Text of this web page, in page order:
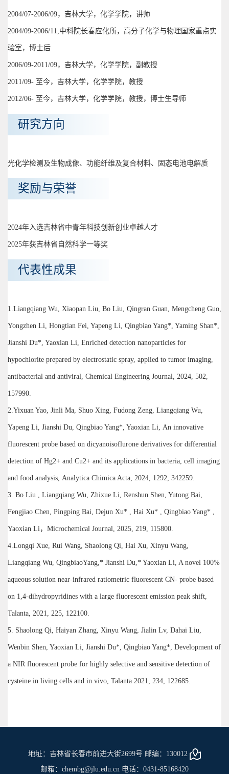
2004/07-2006/09，吉林大学，化学学院，讲师
2004/09-2006/11,中科院长春应化所，高分子化学与物理国家重点实
验室，博士后
2006/09-2011/09，吉林大学，化学学院，副教授
2011/09- 至今，吉林大学，化学学院，教授
2012/06- 至今，吉林大学，化学学院，教授，博士生导师
研究方向
光化学检测及生物成像、功能纤维及复合材料、固态电池电解质
奖励与荣誉
2024年入选吉林省中青年科技创新创业卓越人才
2025年获吉林省自然科学一等奖
代表性成果
1.Liangqiang Wu, Xiaopan Liu, Bo Liu, Qingran Guan, Mengcheng Guo,
Yongzhen Li, Hongtian Fei, Yapeng Li, Qingbiao Yang*, Yaming Shan*,
Jianshi Du*, Yaoxian Li, Enriched detection nanoparticles for
hypochlorite prepared by electrostatic spray, applied to tumor imaging,
antibacterial and antiviral, Chemical Engineering Journal, 2024, 502,
157990.
2.Yixuan Yao, Jinli Ma, Shuo Xing, Fudong Zeng, Liangqiang Wu,
Yapeng Li, Jianshi Du, Qingbiao Yang*, Yaoxian Li, An innovative
fluorescent probe based on dicyanoisoflurone derivatives for differential
detection of Hg2+ and Cu2+ and its applications in bacteria, cell imaging
and food analysis, Analytica Chimica Acta, 2024, 1292, 342259.
3. Bo Liu , Liangqiang Wu, Zhixue Li, Renshun Shen, Yutong Bai,
Fengjiao Chen, Pingping Bai, Dejun Xu* , Hai Xu* , Qingbiao Yang* ,
Yaoxian Li，Microchemical Journal, 2025, 219, 115800.
4.Longqi Xue, Rui Wang, Shaolong Qi, Hai Xu, Xinyu Wang,
Liangqiang Wu, QingbiaoYang,* Jianshi Du,* Yaoxian Li, A novel 100%
aqueous solution near-infrared ratiometric fluorescent CN- probe based
on 1,4-dihydropyridines with a large fluorescent emission peak shift,
Talanta, 2021, 225, 122100.
5. Shaolong Qi, Haiyan Zhang, Xinyu Wang, Jialin Lv, Dahai Liu,
Wenbin Shen, Yaoxian Li, Jianshi Du*, Qingbiao Yang*, Development of
a NIR fluorescent probe for highly selective and sensitive detection of
cysteine in living cells and in vivo, Talanta 2021, 234, 122685.
地址：吉林省长春市前进大街2699号 邮编：130012
邮箱：chembg@jlu.edu.cn 电话：0431-85168420